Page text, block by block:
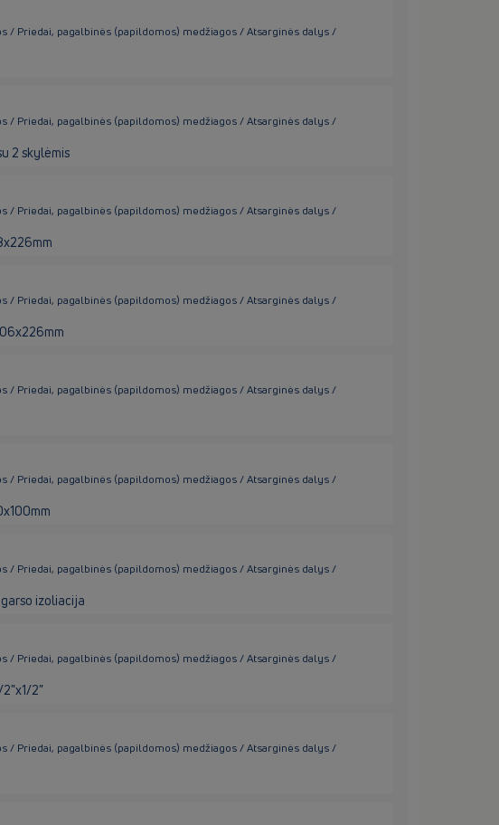
/ Priedai, pagalbinės (papildomos) medžiagos / Atsarginės dalys /
/ Priedai, pagalbinės (papildomos) medžiagos / Atsarginės dalys /
2 skylėmis
/ Priedai, pagalbinės (papildomos) medžiagos / Atsarginės dalys /
/ Priedai, pagalbinės (papildomos) medžiagos / Atsarginės dalys /
/ Priedai, pagalbinės (papildomos) medžiagos / Atsarginės dalys /
/ Priedai, pagalbinės (papildomos) medžiagos / Atsarginės dalys /
/ Priedai, pagalbinės (papildomos) medžiagos / Atsarginės dalys /
izoliacija
/ Priedai, pagalbinės (papildomos) medžiagos / Atsarginės dalys /
2"
/ Priedai, pagalbinės (papildomos) medžiagos / Atsarginės dalys /